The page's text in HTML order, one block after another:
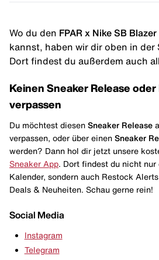
Wo du den FPAR x Nike SB
kannst, haben wir dir oben in der
Dort findest du außerdem auch
Keinen Sneaker Release
verpassen
Du möchtest diesen Sneaker Release
verpassen, oder über einen Sneaker
werden? Dann hol dir jetzt unsere
Sneaker App . Dort findest du nicht
Kalender, sondern auch Restock
Deals & Neuheiten. Schau gerne rein!
Social Media
Instagram
Telegram